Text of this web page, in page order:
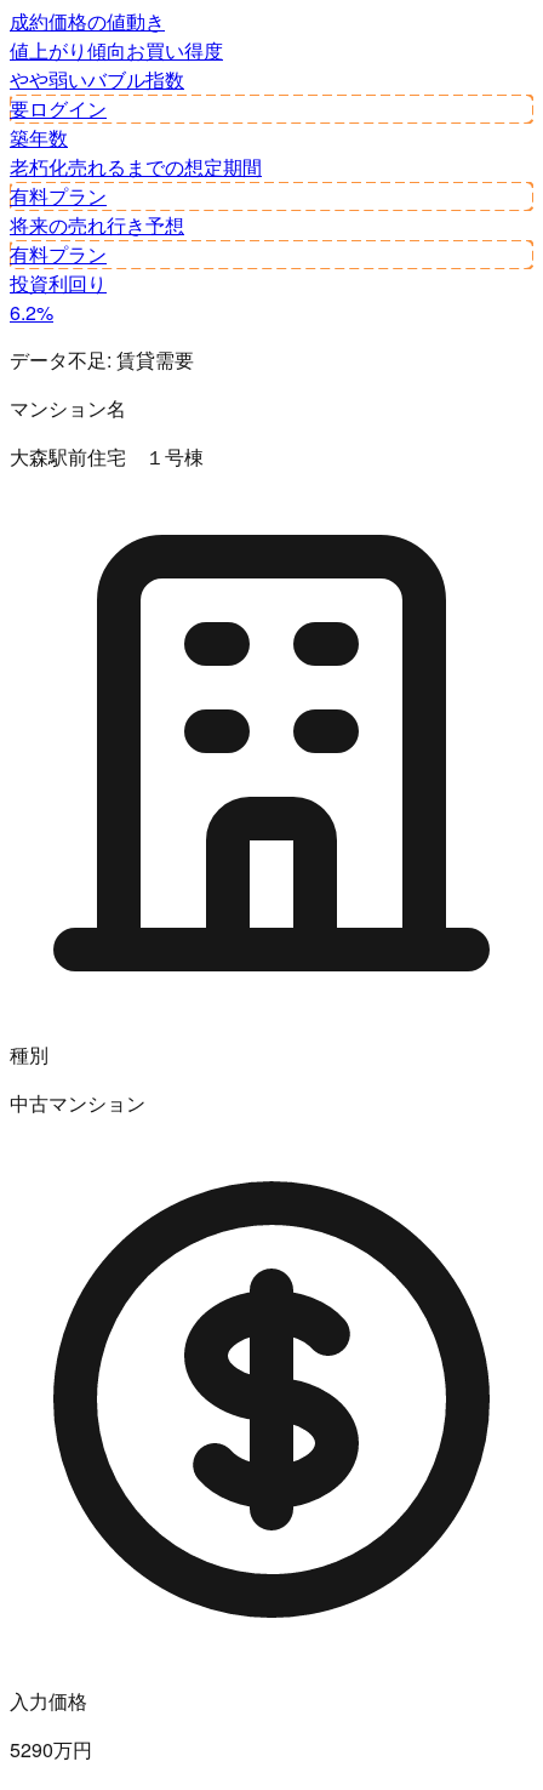
成約価格の値動き
値上がり傾向お買い得度
やや弱いバブル指数
要ログイン
築年数
老朽化売れるまでの想定期間
有料プラン
将来の売れ行き予想
有料プラン
投資利回り
6.2%
データ不足: 賃貸需要
マンション名
大森駅前住宅 １号棟
種別
中古マンション
入力価格
5290万円